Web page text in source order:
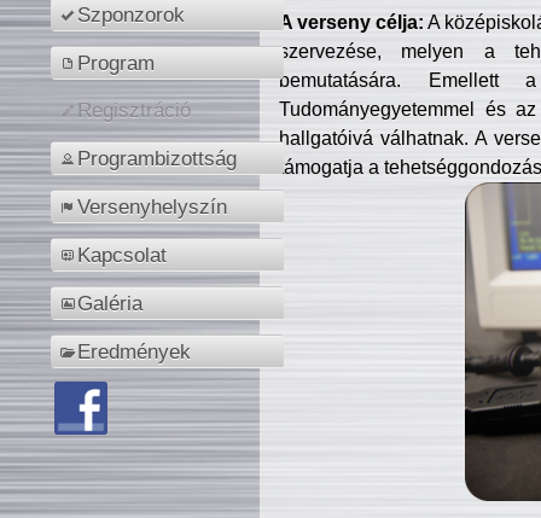
Szponzorok
Program
Regisztráció
Programbizottság
Versenyhelyszín
Kapcsolat
Galéria
Eredmények
A verseny célja: A
szervezése, melyen a
bemutatására. Emellett
Tudományegyetemmel és
hallgatóivá válhatnak. A
támogatja a